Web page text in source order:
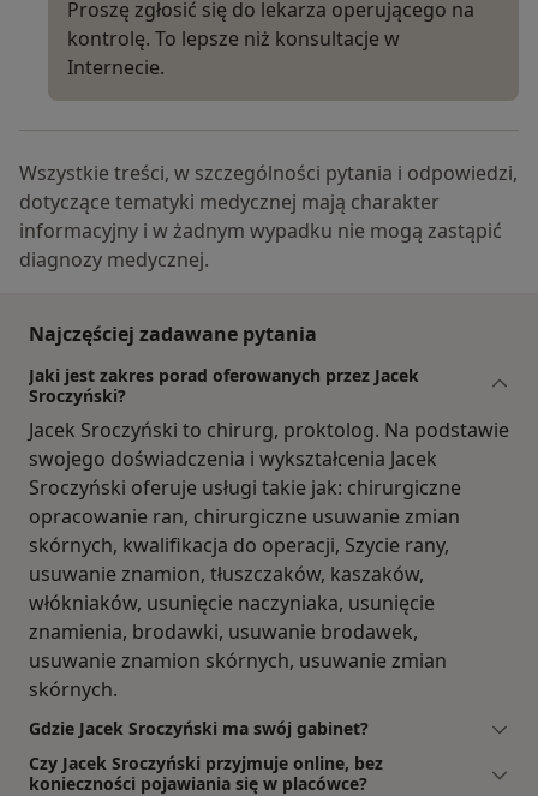
Proszę zgłosić się do lekarza operującego na
kontrolę. To lepsze niż konsultacje w
Internecie.
Wszystkie treści, w szczególności pytania i odpowiedzi,
dotyczące tematyki medycznej mają charakter
informacyjny i w żadnym wypadku nie mogą zastąpić
diagnozy medycznej.
Najczęściej zadawane pytania
Jaki jest zakres porad oferowanych przez Jacek
Sroczyński?
Jacek Sroczyński to chirurg, proktolog. Na podstawie
swojego doświadczenia i wykształcenia Jacek
Sroczyński oferuje usługi takie jak: chirurgiczne
opracowanie ran, chirurgiczne usuwanie zmian
skórnych, kwalifikacja do operacji, Szycie rany,
usuwanie znamion, tłuszczaków, kaszaków,
włókniaków, usunięcie naczyniaka, usunięcie
znamienia, brodawki, usuwanie brodawek,
usuwanie znamion skórnych, usuwanie zmian
skórnych.
Gdzie Jacek Sroczyński ma swój gabinet?
Czy Jacek Sroczyński przyjmuje online, bez
konieczności pojawiania się w placówce?